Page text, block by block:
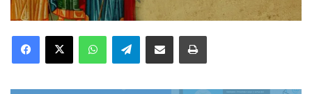
Facebook
X WhatsAppTelegramCompartir por correo electrónicoImprimir